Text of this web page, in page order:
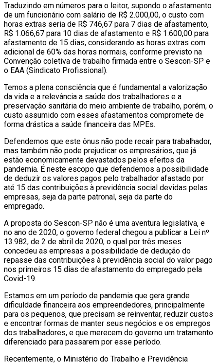
Traduzindo em números para o leitor, supondo o afastamento
de um funcionário com salário de R$ 2.000,00, o custo com
horas extras seria de R$ 746,67 para 7 dias de afastamento,
R$ 1.066,67 para 10 dias de afastamento e R$ 1.600,00 para
afastamento de 15 dias, considerando as horas extras com
adicional de 60% das horas normais, conforme previsto na
Convenção coletiva de trabalho firmada entre o Sescon-SP e
o EAA (Sindicato Profissional).
Temos a plena consciência que é fundamental a valorização
da vida e a relevância a saúde dos trabalhadores e a
preservação sanitária do meio ambiente de trabalho, porém, o
custo assumido com esses afastamentos compromete de
forma drástica a saúde financeira das MPEs.
Defendemos que este ônus não pode recair para trabalhador,
mas também não pode prejudicar os empresários, que já
estão economicamente devastados pelos efeitos da
pandemia. É neste escopo que defendemos a possibilidade
de deduzir os valores pagos pelo trabalhador afastado por
até 15 das contribuições à previdência social devidas pelas
empresas, seja da parte patronal, seja da parte do
empregado.
A proposta do Sescon-SP não é uma aventura legislativa, e
no ano de 2020, o governo federal chegou a publicar a Lei nº
13.982, de 2 de abril de 2020, o qual por três meses
concedeu as empresas a possibilidade de dedução do
repasse das contribuições à previdência social do valor pago
nos primeiros 15 dias de afastamento do empregado pela
Covid-19.
Estamos em um período de pandemia que gera grande
dificuldade financeira aos empreendedores, principalmente
para os pequenos, que precisam se reinventar, reduzir custos
e encontrar formas de manter seus negócios e os empregos
dos trabalhadores, e que merecem do governo um tratamento
diferenciado para passarem por esse período.
Recentemente, o Ministério do Trabalho e Previdência